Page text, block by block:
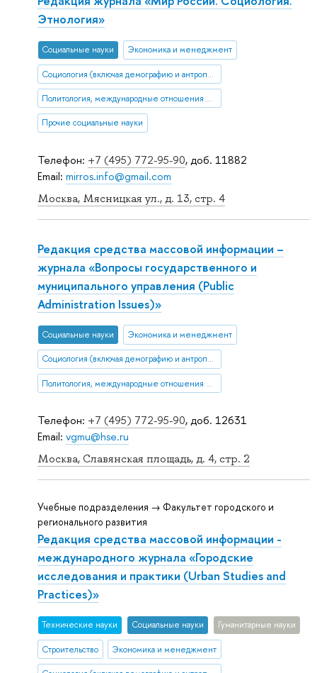
Телефон: +7 (495) 772-95-90, доб. 11882
Email: mirros.info@gmail.com
Москва, Мясницкая ул., д. 13, стр. 4
Этнология»
Социальные науки Экономика и менеджмент
Социология (включая демографию и антропологию)
Политология, международные отношения и ГМУ
Прочие социальные науки
Телефон: +7 (495) 772-95-90, доб. 12631
Email: vgmu@hse.ru
Москва, Славянская площадь, д. 4, стр. 2
Редакция средства массовой информации –
журнала «Вопросы государственного и
муниципального управления (Public
Administration Issues)»
Социальные науки Экономика и менеджмент
Социология (включая демографию и антропологию)
Политология, международные отношения и ГМУ
Учебные подразделения → Факультет городского и
регионального развития
Редакция средства массовой информации -
международного журнала «Городские
исследования и практики (Urban Studies and
Practices)»
Тех­ничес­кие науки Социальные науки Гуманитарные науки
Строительство Экономика и менеджмент